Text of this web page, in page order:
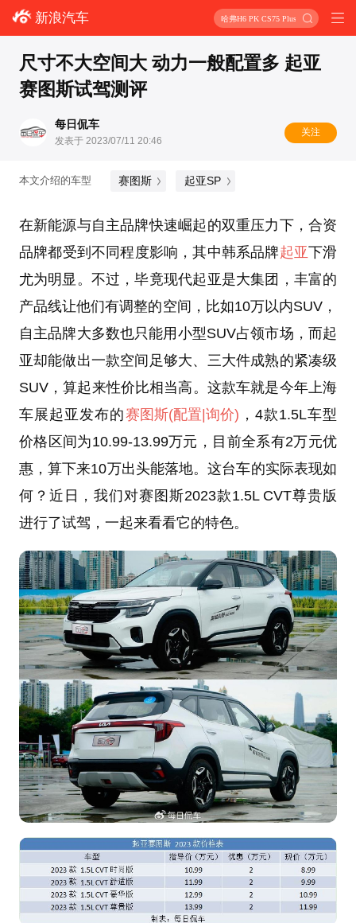
新浪汽车 哈弗H6 PK CS75 Plus
尺寸不大空间大 动力一般配置多 起亚
赛图斯试驾测评
每日侃车
发表于 2023/07/11 20:46
关注
本文介绍的车型 赛图斯 起亚SP
在新能源与自主品牌快速崛起的双重压力下，合资
品牌都受到不同程度影响，其中韩系品牌起亚下滑
尤为明显。不过，毕竟现代起亚是大集团，丰富的
产品线让他们有调整的空间，比如10万以内SUV，
自主品牌大多数也只能用小型SUV占领市场，而起
亚却能做出一款空间足够大、三大件成熟的紧凑级
SUV，算起来性价比相当高。这款车就是今年上海
车展起亚发布的赛图斯(配置|询价) ，4款1.5L车型
价格区间为10.99-13.99万元，目前全系有2万元优
惠，算下来10万出头能落地。这台车的实际表现如
何？近日，我们对赛图斯2023款1.5L CVT尊贵版
进行了试驾，一起来看看它的特色。